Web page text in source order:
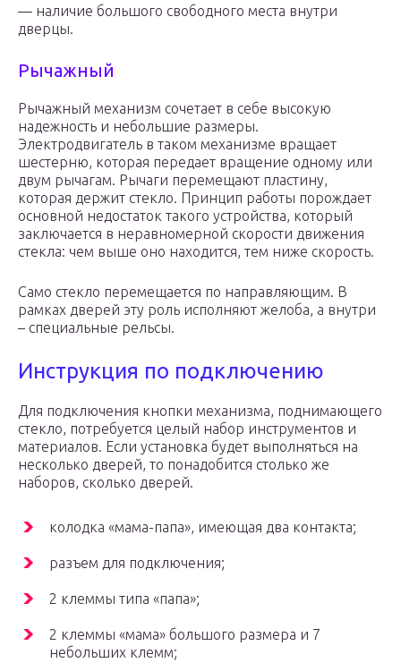
— наличие большого свободного места внутри
дверцы.
Рычажный
Рычажный механизм сочетает в себе высокую
надежность и небольшие размеры.
Электродвигатель в таком механизме вращает
шестерню, которая передает вращение одному или
двум рычагам. Рычаги перемещают пластину,
которая держит стекло. Принцип работы порождает
основной недостаток такого устройства, который
заключается в неравномерной скорости движения
стекла: чем выше оно находится, тем ниже скорость.
Само стекло перемещается по направляющим. В
рамках дверей эту роль исполняют желоба, а внутри
– специальные рельсы.
Инструкция по подключению
Для подключения кнопки механизма, поднимающего
стекло, потребуется целый набор инструментов и
материалов. Если установка будет выполняться на
несколько дверей, то понадобится столько же
наборов, сколько дверей.
колодка «мама-папа», имеющая два контакта;
разъем для подключения;
2 клеммы типа «папа»;
2 клеммы «мама» большого размера и 7
небольших клемм;